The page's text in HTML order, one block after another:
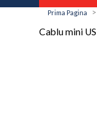
Prima Pagina >
Cablu mini